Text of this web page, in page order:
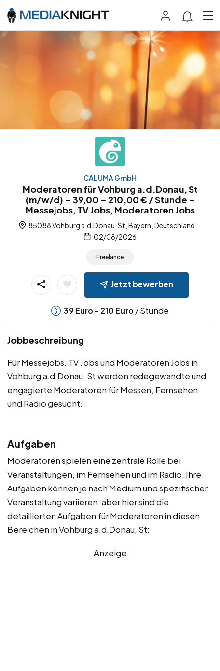
CALUMA GmbH
Moderatoren für Vohburg a.d.Donau, St
(m/w/d) – 39,00 – 210,00 € / Stunde –
Messejobs, TV Jobs, Moderatoren Jobs
85088 Vohburg a.d.Donau, St, Bayern, Deutschland
02/08/2026
Freelance
Jetzt bewerben
39 Euro - 210 Euro / Stunde
Jobbeschreibung
Für Messejobs, TV Jobs und Moderatoren Jobs in
Vohburg a.d.Donau, St werden redegewandte und
engagierte Moderatoren für Messen, Fernsehen
und Radio gesucht.
Aufgaben
Moderatoren spielen eine zentrale Rolle bei
Veranstaltungen, im Fernsehen und im Radio. Ihre
Aufgaben können je nach Medium und spezifischer
Veranstaltung variieren, aber hier sind die
detaillierten Aufgaben für Moderatoren in diesen
Bereichen in Vohburg a.d.Donau, St:
Anzeige